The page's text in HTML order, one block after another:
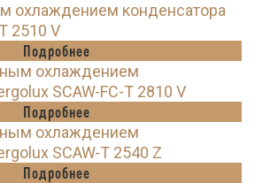
охлаждением конденсатора
2510 V
Подробнее
охлаждением
SCAW-FC-T 2810 V
Подробнее
охлаждением
SCAW-T 2540 Z
Подробнее